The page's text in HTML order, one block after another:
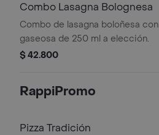
Combo Lasagna Bolognesa
Combo de lasagna boloñesa con
gaseosa de 250 ml a elección.
$ 42.800
RappiPromo
Pizza Tradición